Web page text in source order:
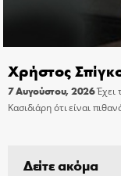
Χρήστος
7 Αυγούστου, 2026Έχει
Κασιδιάρη ότι είναι
Δείτε ακόμα